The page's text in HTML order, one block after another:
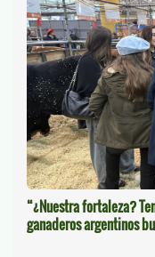
“¿Nuestra fortaleza?
ganaderos argentinos